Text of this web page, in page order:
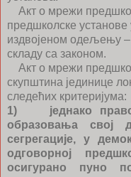
Акт о мрежи
предшколске
издвојеном одељењу –
складу са законом.
Акт о мрежи
скупштина јединице
следећих критеријума:
1) једнако право
образовања свој
сегрегације, у
одговорној
осигурано пуно